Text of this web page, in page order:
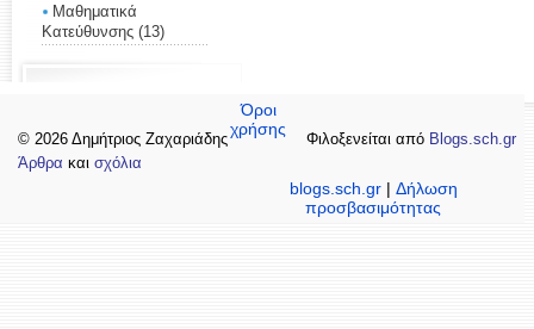
Μαθηματικά
Κατεύθυνσης (13)
© 2026 Δημήτριος Ζαχαριάδης
Άρθρα και σχόλια
Φιλοξενείται από Blogs.sch.gr
Όροι
χρήσης
blogs.sch.gr| Δήλωση
προσβασιμότητας